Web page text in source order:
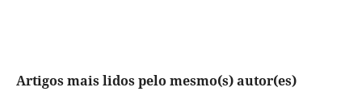
Artigos mais lidos pelo mesmo(s) autor(es)